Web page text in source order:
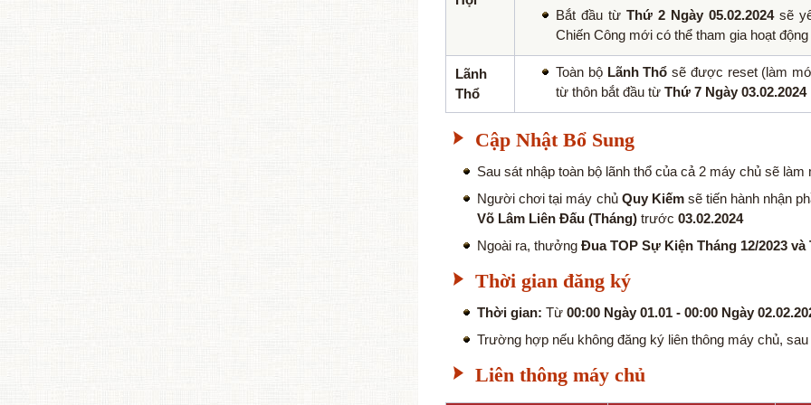
Bắt đầu từ Thứ 2 Ngày 05.02.2024sẽ
Chiến Công mới có thể tham gia hoạt động
Lãnh
Thổ
Toàn bộ Lãnh Thổ sẽ được reset (làm
từ thôn bắt đầu từ Thứ 7 Ngày 03.02.2024
Cập Nhật Bổ Sung
Sau sát nhập toàn bộ lãnh thổ của cả 2 máy chủ sẽ
Người chơi tại máy chủ Quy Kiếmsẽ tiến hành nhận
Võ Lâm Liên Đấu (Tháng) trước 03.02.2024
Ngoài ra, thưởng Đua TOP Sự Kiện Tháng 12/2023 và
Thời gian đăng ký
Thời gian: Từ 00:00 Ngày 01.01 - 00:00 Ngày
Trường hợp nếu không đăng ký liên thông máy chủ, sau
Liên thông máy chủ